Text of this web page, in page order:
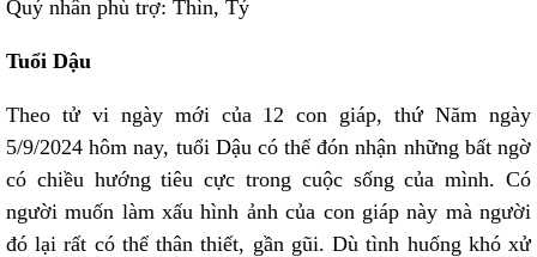
Quý nhân phù trợ: Thìn, Tý
Tuổi Dậu
Theo tử vi ngày mới của 12 con giáp, thứ Năm ngày
5/9/2024 hôm nay, tuổi Dậu có thể đón nhận những bất ngờ
có chiều hướng tiêu cực trong cuộc sống của mình. Có
người muốn làm xấu hình ảnh của con giáp này mà người
đó lại rất có thể thân thiết, gần gũi. Dù tình huống khó xử